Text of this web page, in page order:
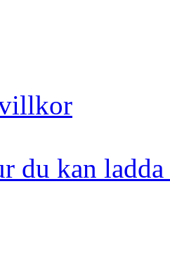
du kan